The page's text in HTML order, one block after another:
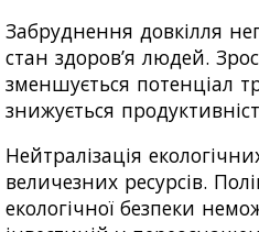
Забруднення довкілля
стан здоров’я людей.
зменшується потенціал
знижується
Нейтралізація
величезних ресурсів.
екологічної безпеки